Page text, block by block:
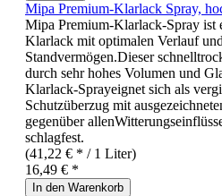
Mipa Premium-Klarlack Spray,
Mipa Premium-Klarlack-Spray ist
Klarlack mit optimalen Verlauf
Standvermögen.Dieser
durch sehr hohes Volumen und
Klarlack-Sprayeignet sich als
Schutzüberzug mit
gegenüber
schlagfest.
(41,22 € * / 1 Liter)
16,49 € *
In den Warenkorb